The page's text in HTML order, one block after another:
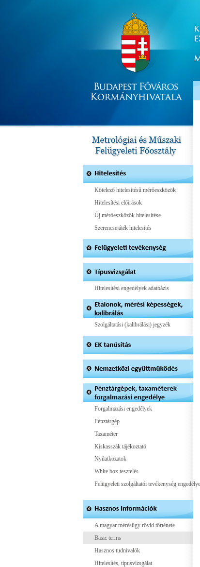
Kötelező hitelesítésű mérőeszközök
Hitelesítési előírások
Új mérőeszközök hitelesítése
Szerencsejáték hitelesítés
Hitelesítési engedélyek adatbázis
Szolgáltatási (kalibrálási) jegyzék
Forgalmazási engedélyek
Pénztárgép
Taxaméter
Kiskasszák tájékoztató
Nyilatkozatok
White box tesztelés
Felügyeleti szolgáltatói tevékenység
A magyar mérésügy rövid története
Basic terms
Hasznos tudnivalók
Hitelesítés, típusvizsgálat